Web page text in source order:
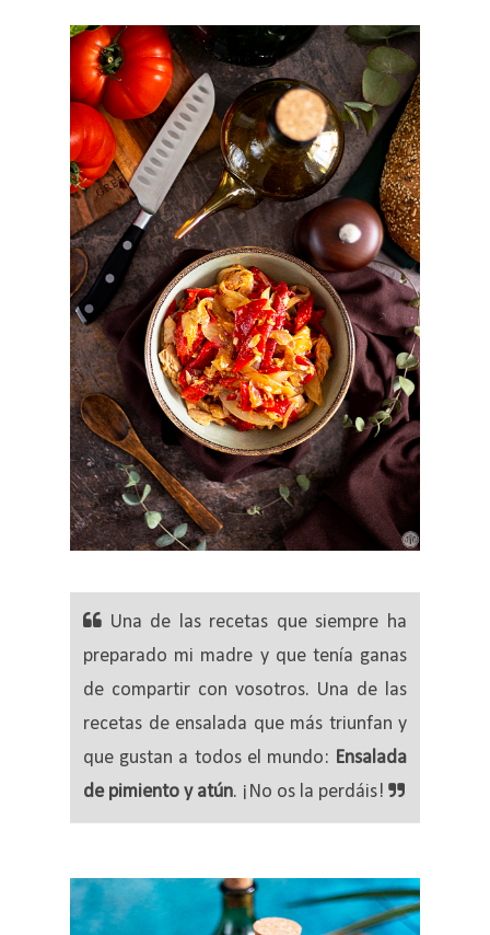
Una de las recetas que siempre ha
preparado mi madre y que tenía ganas
de compartir con vosotros. Una de las
recetas de ensalada que más triunfan y
que gustan a todos el mundo: Ensalada
de pimiento y atún. ¡No os la perdáis!